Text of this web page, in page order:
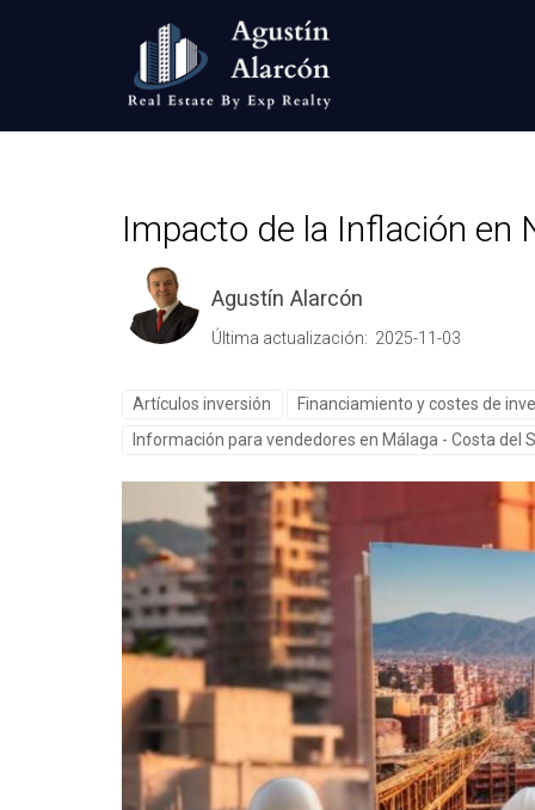
Impacto de la Inflación en
Agustín Alarcón
Última actualización: 2025-11-03
Artículos inversión Financiamiento y costes de
Información para vendedores en Málaga - Costa del